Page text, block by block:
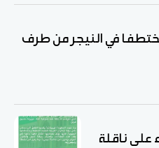
مختطفا في النيجر من طرف
على ناقلة